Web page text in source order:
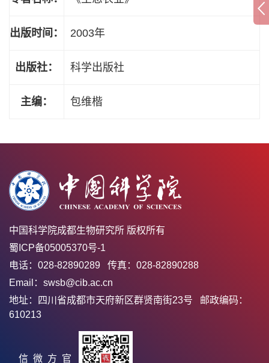
出版时间： 2003年
出版社： 科学出版社
主编： 包维楷
中国科学院成都生物研究所 版权所有
蜀ICP备05005370号-1
电话：028-82890289 传真：028-82890288
Email：swsb@cib.ac.cn
地址：四川省成都市天府新区群贤南街23号 邮政编码：
610213
官方微信